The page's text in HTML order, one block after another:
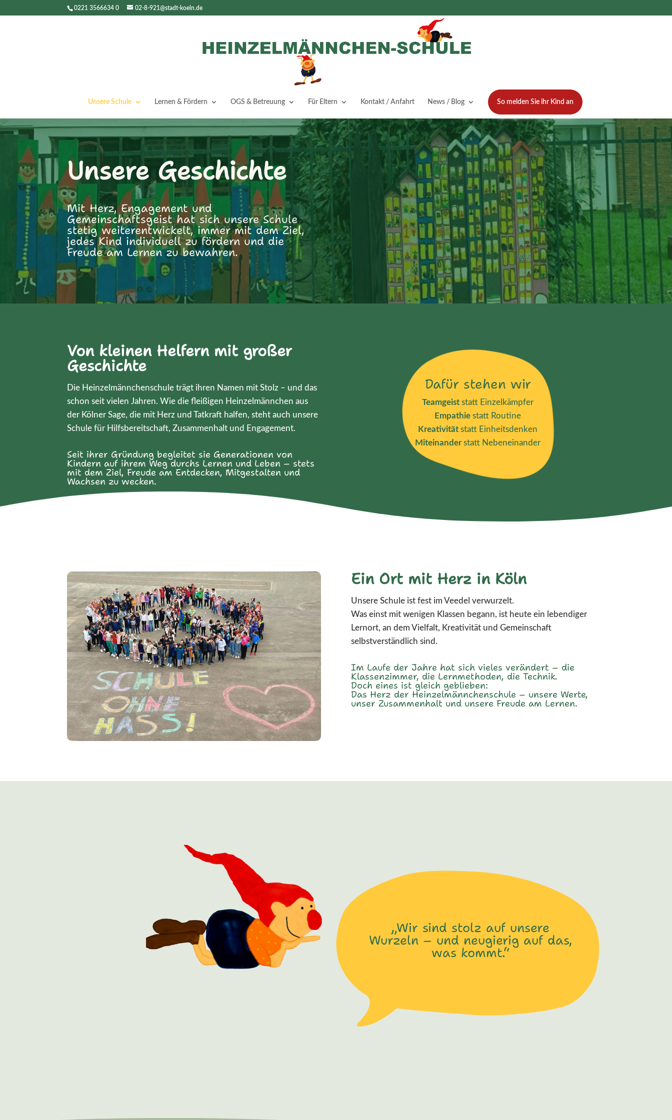
0221 3566634 0 02-8-921@stadt-koeln.de
Unsere Schule Lernen & Fördern OGS & Betreuung Für Eltern Kontakt / Anfahrt News / Blog So melden Sie ihr Kind an
Unsere Geschichte
Mit Herz, Engagement und
Gemeinschaftsgeist hat sich unsere Schule
stetig weiterentwickelt, immer mit dem Ziel,
jedes Kind individuell zu fördern und die
Freude am Lernen zu bewahren.
Von kleinen Helfern mit großer
Geschichte
Die Heinzelmännchenschule trägt ihren Namen mit Stolz – und das
schon seit vielen Jahren. Wie die fleißigen Heinzelmännchen aus
der Kölner Sage, die mit Herz und Tatkraft halfen, steht auch unsere
Schule für Hilfsbereitschaft, Zusammenhalt und Engagement.
Seit ihrer Gründung begleitet sie Generationen von
Kindern auf ihrem Weg durchs Lernen und Leben – stets
mit dem Ziel, Freude am Entdecken, Mitgestalten und
Wachsen zu wecken.
Dafür stehen wir
Teamgeist statt Einzelkämpfer
Empathie statt Routine
Kreativität statt Einheitsdenken
Miteinander statt Nebeneinander
Ein Ort mit Herz in Köln
Unsere Schule ist fest im Veedel verwurzelt.
Was einst mit wenigen Klassen begann, ist heute ein lebendiger
Lernort, an dem Vielfalt, Kreativität und Gemeinschaft
selbstverständlich sind.
Im Laufe der Jahre hat sich vieles verändert – die
Klassenzimmer, die Lernmethoden, die Technik.
Doch eines ist gleich geblieben:
Das Herz der Heinzelmännchenschule – unsere Werte,
unser Zusammenhalt und unsere Freude am Lernen.
„Wir sind stolz auf unsere
Wurzeln – und neugierig auf das,
was kommt.“